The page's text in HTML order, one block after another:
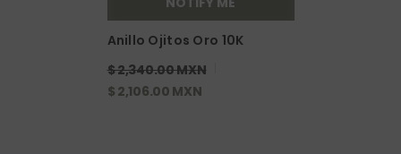
Anillo Ojitos Oro 10K
$ 2,340.00 MXN
$ 2,106.00 MXN